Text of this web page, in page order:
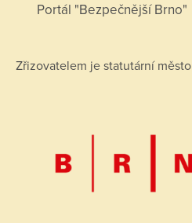
Portál "Bezpečnější Brno"
Zřizovatelem je statutární